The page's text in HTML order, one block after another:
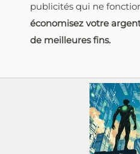
publicités qui ne
économisez votre
de meilleures fins.